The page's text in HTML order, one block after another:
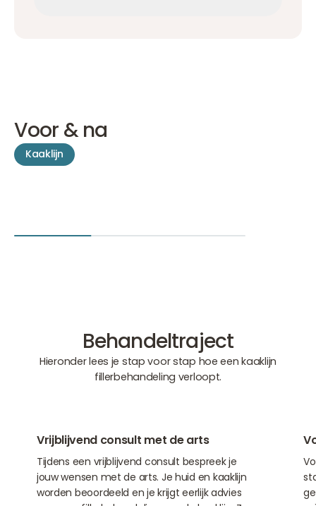
Voor & na
Kaaklijn
Behandeltraject
Hieronder lees je stap voor stap hoe een kaaklijn
fillerbehandeling verloopt.
Vrijblijvend consult met de arts
Tijdens een vrijblijvend consult bespreek je
jouw wensen met de arts. Je huid en kaaklijn
worden beoordeeld en je krijgt eerlijk advies